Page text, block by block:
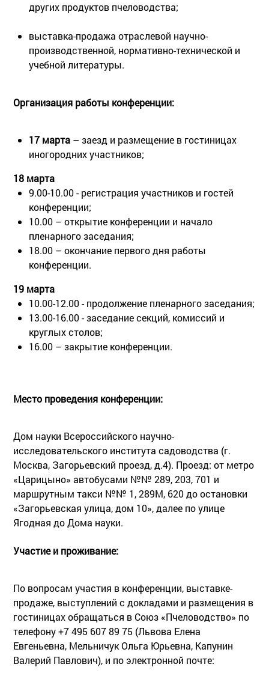
других продуктов пчеловодства;
выставка-продажа отраслевой научно-
производственной, нормативно-технической и
учебной литературы.
Организация работы конференции:
17 марта – заезд и размещение в гостиницах
иногородних участников;
18 марта
9.00-10.00 - регистрация участников и гостей
конференции;
10.00 – открытие конференции и начало
пленарного заседания;
18.00 – окончание первого дня работы
конференции.
19 марта
10.00-12.00 - продолжение пленарного заседания;
13.00-16.00 - заседание секций, комиссий и
круглых столов;
16.00 – закрытие конференции.
Место проведения конференции:
Дом науки Всероссийского научно-
исследовательского института садоводства (г.
Москва, Загорьевский проезд, д.4). Проезд: от метро
«Царицыно» автобусами №№ 289, 203, 701 и
маршрутным такси №№ 1, 289М, 620 до остановки
«Загорьевская улица, дом 10», далее по улице
Ягодная до Дома науки.
Участие и проживание:
По вопросам участия в конференции, выставке-
продаже, выступлений с докладами и размещения в
гостиницах обращаться в Союз «Пчеловодство» по
телефону +7 495 607 89 75 (Львова Елена
Евгеньевна, Мельничук Ольга Юрьевна, Капунин
Валерий Павлович), и по электронной почте: